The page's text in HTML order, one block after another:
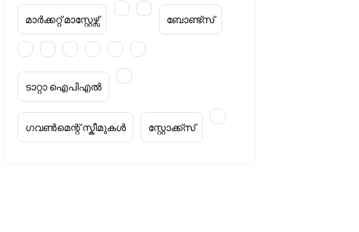
മാർക്കറ്റ് മാസ്റ്റേഴ്സ് ബോണ്ട്സ്
ടാറ്റാ ഐപിഎൽ
ഗവൺമെന്റ് സ്കീമുകൾ സ്റ്റോക്ക്‌സ്